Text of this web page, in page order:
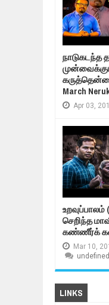
நாடுகடந்த
March
Apr 03,
உறவுப்பாலம்
செறிந்த
கண்ணீர்க்
Mar 10,
undefined
LINKS